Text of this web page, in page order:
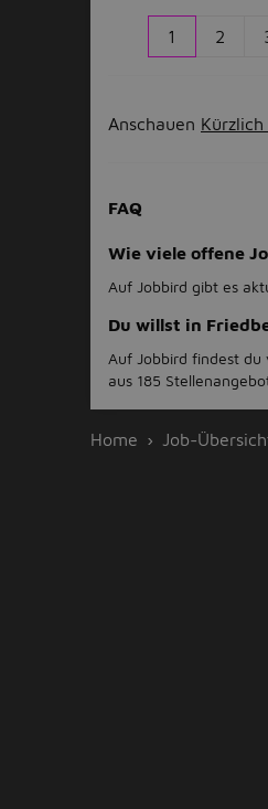
1 2
Anschauen
FAQ
Wie viele offene
Auf Jobbird gibt es
Du willst in
Auf Jobbird findest du
aus 185
Home Job-